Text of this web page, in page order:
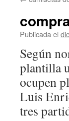
Publicada el
Según
plantilla
ocupen
Luis
tres